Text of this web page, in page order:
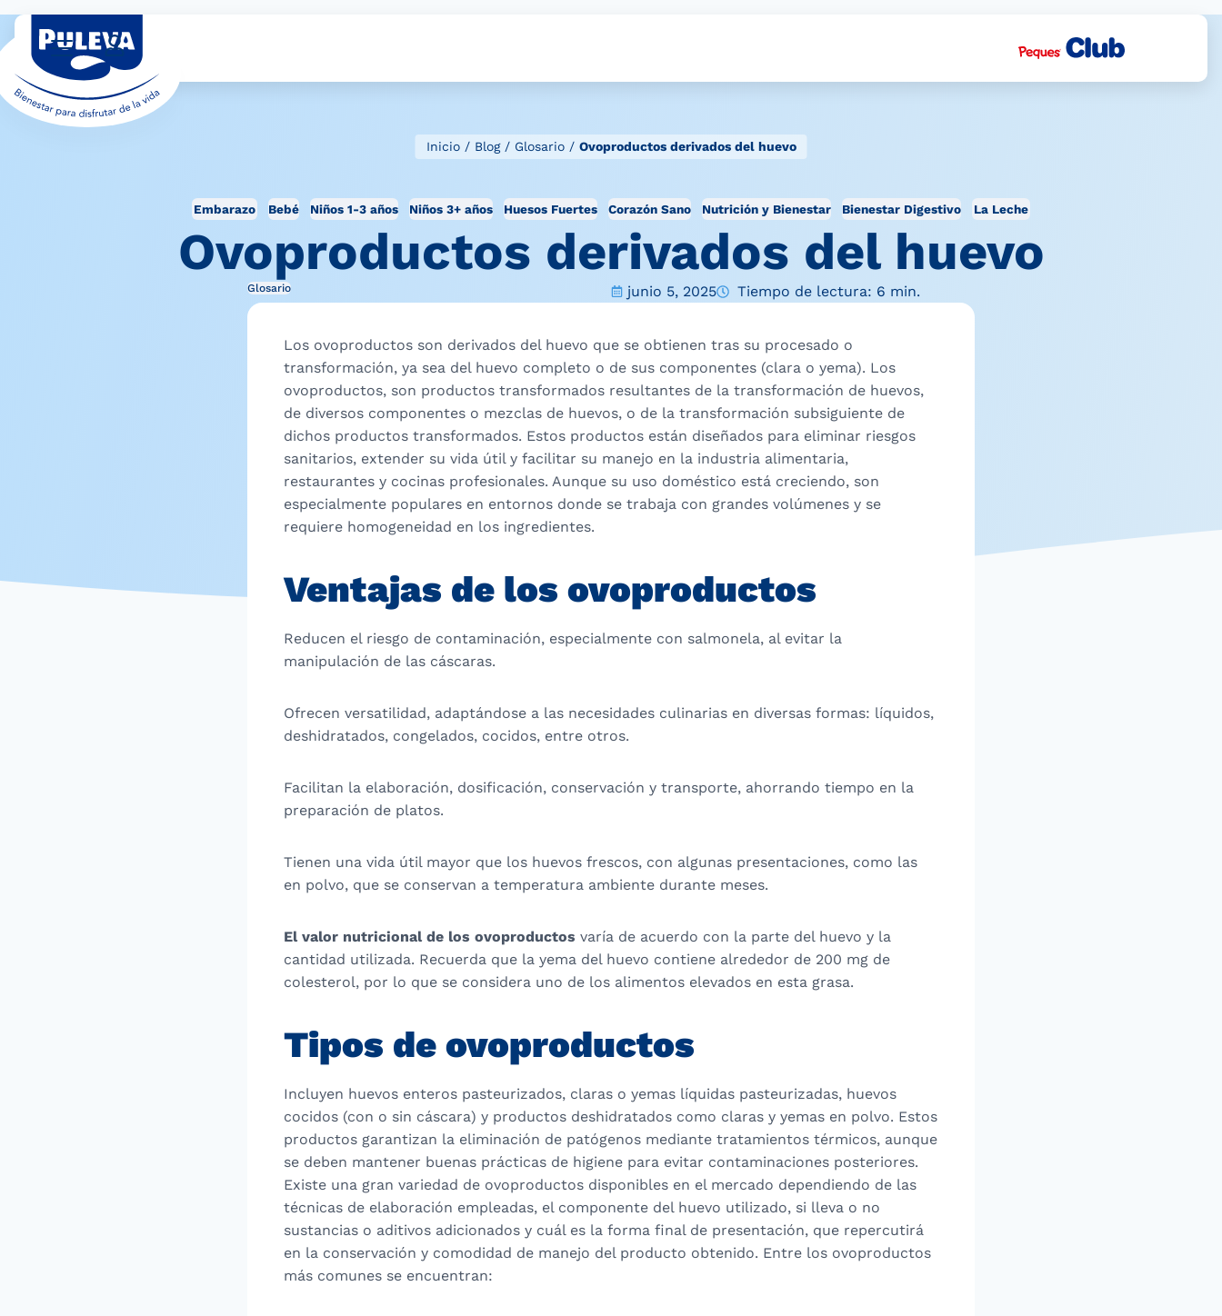
Inicio/ Blog/ Glosario/ Ovoproductos derivados del huevo
Embarazo Bebé Niños 1-3 años Niños 3+ años Huesos Fuertes Corazón Sano Nutrición y Bienestar Bienestar Digestivo La Leche
Ovoproductos derivados del huevo
Glosario junio 5, 2025 Tiempo de lectura: 6 min.
Los ovoproductos son derivados del huevo que se obtienen tras su procesado o
transformación, ya sea del huevo completo o de sus componentes (clara o yema). Los
ovoproductos, son productos transformados resultantes de la transformación de huevos,
de diversos componentes o mezclas de huevos, o de la transformación subsiguiente de
dichos productos transformados. Estos productos están diseñados para eliminar riesgos
sanitarios, extender su vida útil y facilitar su manejo en la industria alimentaria,
restaurantes y cocinas profesionales. Aunque su uso doméstico está creciendo, son
especialmente populares en entornos donde se trabaja con grandes volúmenes y se
requiere homogeneidad en los ingredientes.
Ventajas de los ovoproductos
Reducen el riesgo de contaminación, especialmente con salmonela, al evitar la
manipulación de las cáscaras.
Ofrecen versatilidad, adaptándose a las necesidades culinarias en diversas formas: líquidos,
deshidratados, congelados, cocidos, entre otros.
Facilitan la elaboración, dosificación, conservación y transporte, ahorrando tiempo en la
preparación de platos.
Tienen una vida útil mayor que los huevos frescos, con algunas presentaciones, como las
en polvo, que se conservan a temperatura ambiente durante meses.
El valor nutricional de los ovoproductos varía de acuerdo con la parte del huevo y la
cantidad utilizada. Recuerda que la yema del huevo contiene alrededor de 200 mg de
colesterol, por lo que se considera uno de los alimentos elevados en esta grasa.
Tipos de ovoproductos
Incluyen huevos enteros pasteurizados, claras o yemas líquidas pasteurizadas, huevos
cocidos (con o sin cáscara) y productos deshidratados como claras y yemas en polvo. Estos
productos garantizan la eliminación de patógenos mediante tratamientos térmicos, aunque
se deben mantener buenas prácticas de higiene para evitar contaminaciones posteriores.
Existe una gran variedad de ovoproductos disponibles en el mercado dependiendo de las
técnicas de elaboración empleadas, el componente del huevo utilizado, si lleva o no
sustancias o aditivos adicionados y cuál es la forma final de presentación, que repercutirá
en la conservación y comodidad de manejo del producto obtenido. Entre los ovoproductos
más comunes se encuentran: